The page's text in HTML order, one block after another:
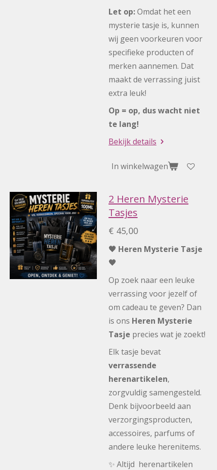
Let op:Omdat het een
mysterie tasje is, kunnen
wij geen voorkeuren voor
specifieke producten of
merken aannemen. Dat
maakt de verrassing juist
extra leuk!
Op = op, dus wacht niet
te lang!
Bekijk details
In winkelwagen
2 Heren Mysterie
Tasjes
€ 45,00
🖤 Heren Mysterie Tasje
🖤
Op zoek naar een leuke
verrassing voor jezelf of
om cadeau te geven? Dan
is ons Heren Mysterie
Tasje precies wat je zoekt!
Elk tasje bevat
verrassende
herenartikelen,
zorgvuldig samengesteld.
Denk bijvoorbeeld aan
verzorgingsproducten,
accessoires, parfums of
andere leuke herenitems.
✨ Altijd herenartikelen